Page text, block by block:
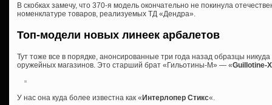
В скобках замечу, что 370-я модель окончательно не покинула
номенклатуре товаров, реализуемых ТД «Дендра».
Топ-модели новых линеек арбалетов
Тут тоже все в порядке, анонсированные три года назад образцы
оружейных магазинов. Это старший брат «Гильотины-М» — «Guillotine-
У нас она куда более известна как « Интерлопер Стикс«.